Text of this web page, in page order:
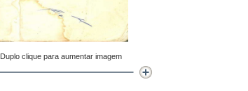
Duplo clique para aumentar imagem